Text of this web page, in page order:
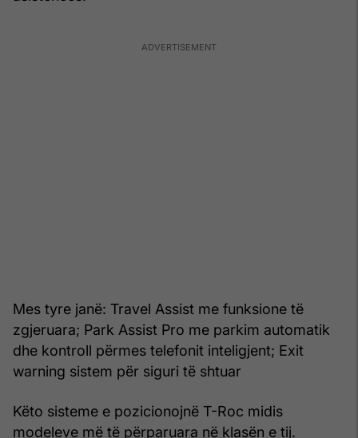
Mes tyre janë: Travel Assist me funksione të
zgjeruara; Park Assist Pro me parkim automatik
dhe kontroll përmes telefonit inteligjent; Exit
warning sistem për siguri të shtuar
Këto sisteme e pozicionojnë T-Roc midis
modeleve më të përparuara në klasën e tij.